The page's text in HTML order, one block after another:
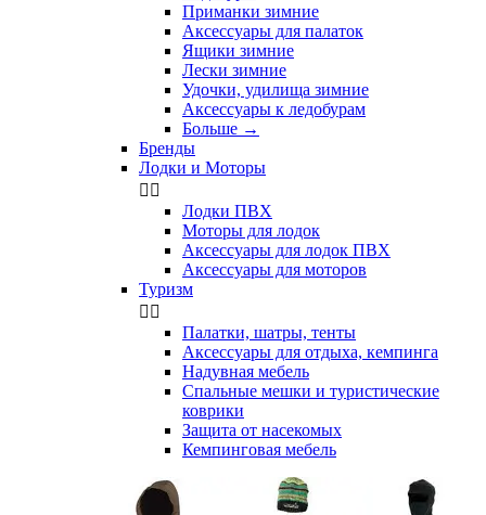
Приманки зимние
Аксессуары для палаток
Ящики зимние
Лески зимние
Удочки, удилища зимние
Аксессуары к ледобурам
Больше →
Бренды
Лодки и Моторы
 
Лодки ПВХ
Моторы для лодок
Аксессуары для лодок ПВХ
Аксессуары для моторов
Туризм
 
Палатки, шатры, тенты
Аксессуары для отдыха, кемпинга
Надувная мебель
Спальные мешки и туристические
коврики
Защита от насекомых
Кемпинговая мебель